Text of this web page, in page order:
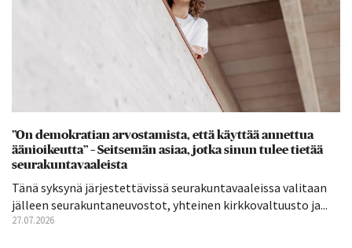
”On demokratian arvostamista, että käyttää annettua
äänioikeutta” – Seitsemän asiaa, jotka sinun tulee tietää
seurakuntavaaleista
Tänä syksynä järjestettävissä seurakuntavaaleissa valitaan
jälleen seurakuntaneuvostot, yhteinen kirkkovaltuusto ja...
27.07.2026